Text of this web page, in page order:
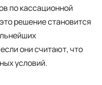
по кассационной
решение становится
они считают, что
условий.